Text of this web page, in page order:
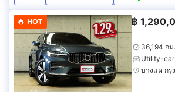
HOT ฿
36,194 กม.
Utility-car
บางแค กรุ